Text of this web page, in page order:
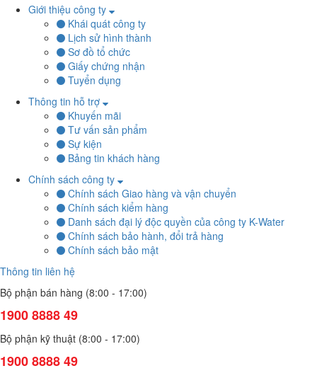
Giới thiệu công ty
Khái quát công ty
Lịch sử hình thành
Sơ đồ tổ chức
Giấy chứng nhận
Tuyển dụng
Thông tin hỗ trợ
Khuyến mãi
Tư vấn sản phẩm
Sự kiện
Bảng tin khách hàng
Chính sách công ty
Chính sách Giao hàng và vận chuyển
Chính sách kiểm hàng
Danh sách đại lý độc quyền của công ty K-Water
Chính sách bảo hành, đổi trả hàng
Chính sách bảo mật
Thông tin liên hệ
Bộ phận bán hàng (8:00 - 17:00)
1900 8888 49
Bộ phận kỹ thuật (8:00 - 17:00)
1900 8888 49